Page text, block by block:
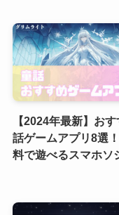
【2024年最新】お
話ゲームアプリ8選
料で遊べるスマホソ